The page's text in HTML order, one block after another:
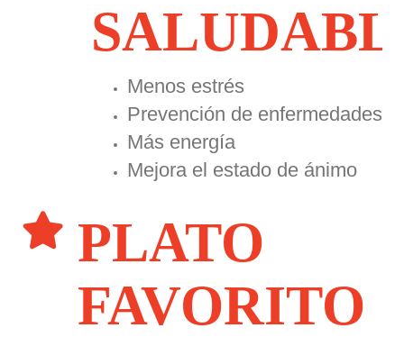
Menos estrés
Prevención de enfermedades
Más energía
Mejora el estado de ánimo
PLATO
FAVORITO